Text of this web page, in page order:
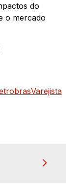
do
o mercado
Varejista